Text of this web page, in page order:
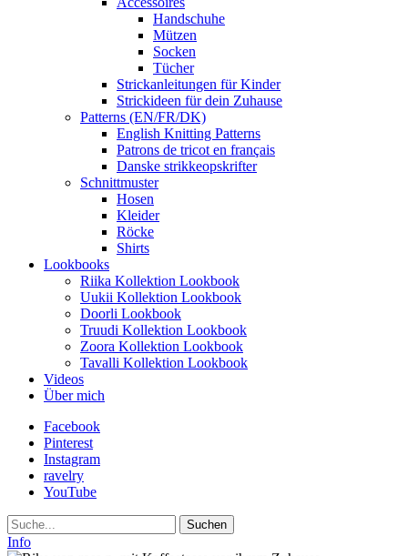
Handschuhe
Mützen
Socken
Tücher
Strickanleitungen für Kinder
Strickideen für dein Zuhause
Patterns (EN/FR/DK)
English Knitting Patterns
Patrons de tricot en français
Danske strikkeopskrifter
Schnittmuster
Hosen
Kleider
Röcke
Shirts
Lookbooks
Riika Kollektion Lookbook
Uukii Kollektion Lookbook
Doorli Lookbook
Truudi Kollektion Lookbook
Zoora Kollektion Lookbook
Tavalli Kollektion Lookbook
Videos
Über mich
Facebook
Pinterest
Instagram
ravelry
YouTube
Suche
Info